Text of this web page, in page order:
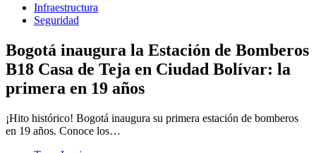
Infraestructura
Seguridad
Bogotá inaugura la Estación de Bomberos
B18 Casa de Teja en Ciudad Bolívar: la
primera en 19 años
¡Hito histórico! Bogotá inaugura su primera estación de bomberos
en 19 años. Conoce los…